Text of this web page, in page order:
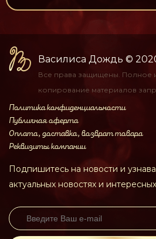
Василиса Дождь ©
Все права защищены. Полное
копирование материалов
Политика конфиденциальности
Публичная оферта
Оплата, доставка, возврат товара
Реквизиты компании
Подпишитесь на новости и
актуальных новостях и